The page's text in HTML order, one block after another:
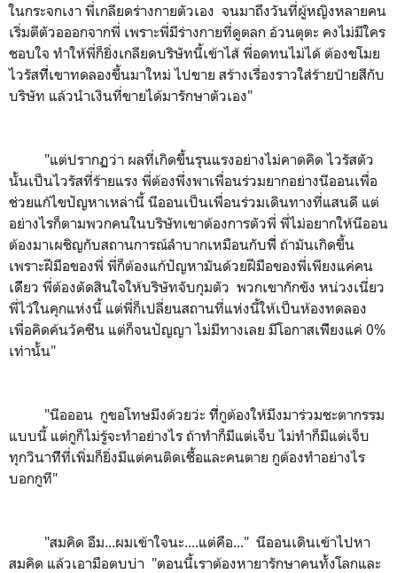
ในกระจกเงา พี่เกลียดร่างกายตัวเอง จนมาถึงวันที่ผู้หญิงหลายคน
เริ่มตีตัวอออกจากพี่ เพราะพี่มีร่างกายที่ดูตลก อ้วนตุตะ คงไม่มีใคร
ชอบใจ ทำให้พี่ก็ยิ่งเกลียดบริษัทนี้เข้าไส้ พี่อดทนไม่ได้ ต้องขโมย
ไวรัสทีี่เขาทดลองขึ้นมาใหม่ ไปขาย สร้างเรื่องราวใส่ร้ายป้ายสีกับ
บริษัท แล้วนำเงินที่ขายได้มารักษาตัวเอง"
"แต่ปรากฏว่า ผลที่เกิดขึ้นรุนแรงอย่างไม่คาดคิด ไวรัสตัว
นั้นเป็นไวรัสที่ร้ายแรง พี่ต้องพึ่งพาเพื่อนร่วมยากอย่างนีออนเพื่อ
ช่วยแก้ไขปัญหาเหล่านี้ นีออนเป็นเพื่อนร่วมเดินทางที่แสนดี แต่
อย่างไรก็ตามพวกคนในบริษัทเขาต้องการตัวพี่ พี่ไม่อยากให้นีออน
ต้องมาเผชิญกับสถานการณ์ลำบากเหมือนกับพีี่ ถ้ามันเกิดขึ้น
เพราะฝีมือของพี่ พี่ก็ต้องแก้ปัญหามันด้วยฝีมือของพี่เพียงแค่คน
เดีียว พี่ต้องตัดสินใจให้บริษัทจับกุมตัว พวกเขากักขัง หน่วงเนี่ยว
พี่ไว้ในคุกแห่งนี้ แต่พี่ก็เปลี่ยนสถานที่แห่งนี้ให้เป็นห้องทดลอง
เพื่อคิดค้นวัคซีน แต่ก็จนปัญญา ไม่มีทางเลย มีโอกาสเพีียงแค่ 0%
เท่านั้น"
"นีอออน กูขอโทษมึงด้วยว่ะ ทีี่กูต้องให้มึงมาร่วมชะตากรรม
แบบนี้ แต่กูก็ไม่รู้จะทำอย่างไร ถ้าทำก็มีแต่เจ็บ ไม่ทำก็มีแต่เจ็บ
ทุกวินาทีีที่เพิ่มก็ยิ่งมีแต่คนติดเชื้อและคนตาย กูต้องทำอย่างไร
บอกกูที"
"สมคิด อืม...ผมเข้าใจนะ....แต่คือ..." นีออนเดินเข้าไปหา
สมคิด แล้วเอามือตบบ่า "ตอนนี้เราต้องหายารักษาคนทั้งโลกและ